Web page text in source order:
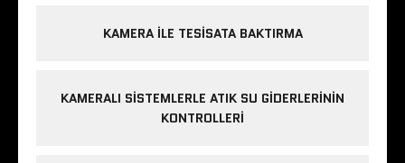
KAMERA ILE TESISATA BAKTIRMA
KAMERALI SISTEMLERLE ATIK SU GIDERLERININ
KONTROLLERI